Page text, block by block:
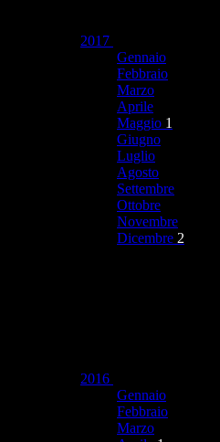
2017
Gennaio
Febbraio
Marzo
Aprile
Maggio 1
Giugno
Luglio
Agosto
Settembre
Ottobre
Novembre
Dicembre 2
2016
Gennaio
Febbraio
Marzo